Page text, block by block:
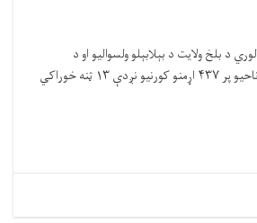
د بلخ ولایت د بېلابېلو ولسوالیو او د
مزارشریف ښار د يو شمېر ناحیو پر ۴۳۷ اړمنو کورنیو نږدې ۱۳ ټنه خوراکي